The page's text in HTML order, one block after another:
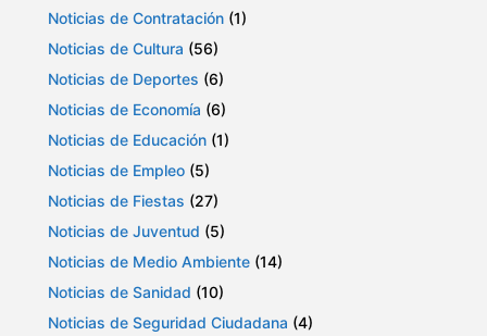
Noticias de Contratación (1)
Noticias de Cultura (56)
Noticias de Deportes (6)
Noticias de Economía (6)
Noticias de Educación (1)
Noticias de Empleo (5)
Noticias de Fiestas (27)
Noticias de Juventud (5)
Noticias de Medio Ambiente (14)
Noticias de Sanidad (10)
Noticias de Seguridad Ciudadana (4)